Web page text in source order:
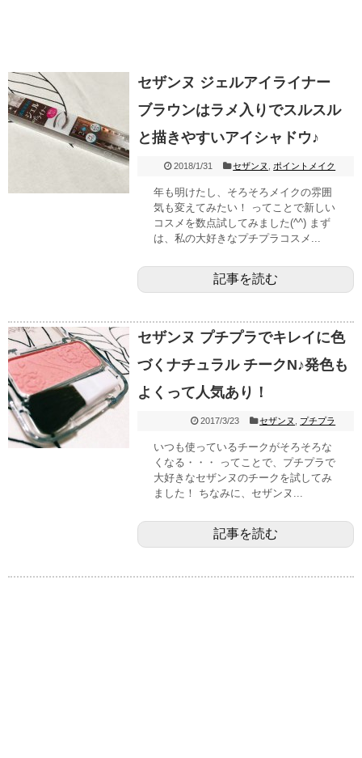
セザンヌ ジェルアイライナー
ブラウンはラメ入りでスルスル
と描きやすいアイシャドウ♪
2018/1/31 セザンヌ ポイントメイク
年も明けたし、そろそろメイクの雰囲
気も変えてみたい！ ってことで新しい
コスメを数点試してみました(^^) まず
は、私の大好きなプチプラコスメ...
記事を読む
セザンヌ プチプラでキレイに色
づくナチュラル チークN♪発色も
よくって人気あり！
2017/3/23 セザンヌ プチプラ
いつも使っているチークがそろそろな
くなる・・・ ってことで、プチプラで
大好きなセザンヌのチークを試してみ
ました！ ちなみに、セザンヌ...
記事を読む